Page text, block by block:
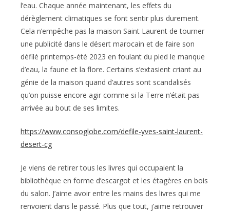
l’eau. Chaque année maintenant, les effets du
dérèglement climatiques se font sentir plus durement.
Cela n’empêche pas la maison Saint Laurent de tourner
une publicité dans le désert marocain et de faire son
défilé printemps-été 2023 en foulant du pied le manque
d’eau, la faune et la flore. Certains s’extasient criant au
génie de la maison quand d’autres sont scandalisés
qu’on puisse encore agir comme si la Terre n’était pas
arrivée au bout de ses limites.
https://www.consoglobe.com/defile-yves-saint-laurent-
desert-cg
Je viens de retirer tous les livres qui occupaient la
bibliothèque en forme d’escargot et les étagères en bois
du salon. J’aime avoir entre les mains des livres qui me
renvoient dans le passé. Plus que tout, j’aime retrouver